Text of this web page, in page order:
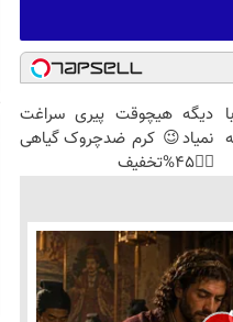
دیگه هیچوقت پیری سراغت
نمیاد😉 کرم ضدچروک گیاهی
👈🏻45%تخفیف